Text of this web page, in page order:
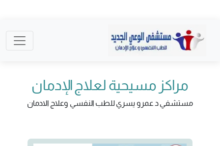
مراكز مسيحية لعلاج الإدمان
مستشفي د عمرو يسري للطب النفسي وعلاج الادمان